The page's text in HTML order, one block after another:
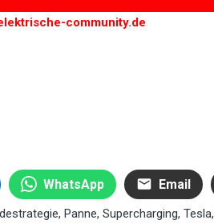
community.de
WhatsApp Email
, Panne, Supercharging, Tesla,